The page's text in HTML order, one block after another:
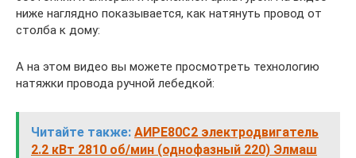
ниже наглядно показывается, как натянуть провод от
столба к дому:
А на этом видео вы можете просмотреть технологию
натяжки провода ручной лебедкой:
Читайте также: АИРЕ80С2 электродвигатель
2.2 кВт 2810 об/мин (однофазный 220) Элмаш